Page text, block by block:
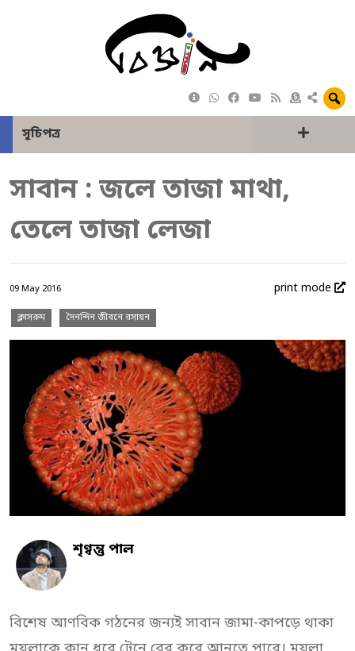
সূচিপত্র
সাবান : জলে তাজা মাথা,
তেলে তাজা লেজা
09 May 2016 print mode
ক্লাসরুম দৈনন্দিন জীবনে রসায়ন
শৃণ্বন্তু পাল
বিশেষ আণবিক গঠনের জন্যই সাবান জামা-কাপড়ে থাকা